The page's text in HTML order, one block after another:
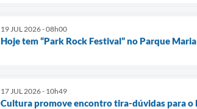
19 JUL 2026 - 08h00
Hoje tem “Park Rock Festival” no Parque
17 JUL 2026 - 10h49
Cultura promove encontro tira-dúvidas para o